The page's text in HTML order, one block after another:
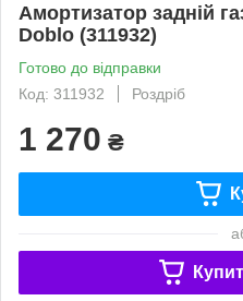
Амортизатор задній
Doblo (311932)
Готово до відправки
Код: 311932
Роздріб
1 270 ₴